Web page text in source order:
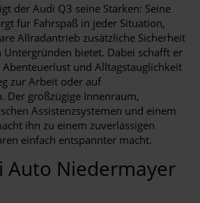
der Audi Q3 seine Stärken: Seine
für Fahrspaß in jeder Situation,
Allradantrieb zusätzliche Sicherheit
bietet. Dabei schafft er
Abenteuerlust und Alltagstauglichkeit
zur Arbeit oder auf
Der großzügige Innenraum,
Assistenzsystemen und einem
ihn zu einem zuverlässigen
einfach entspannter macht.
Auto Niedermayer